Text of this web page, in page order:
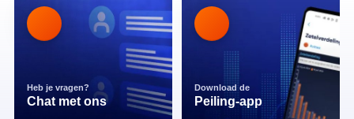
Heb je vragen?
Chat met ons
Download de
Peiling-app